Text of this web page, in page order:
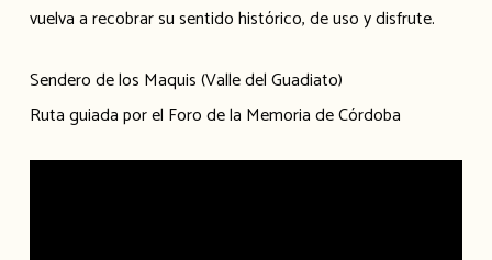
vuelva a recobrar su sentido histórico, de uso y disfrute.
Sendero de los Maquis (Valle del Guadiato)
Ruta guiada por el Foro de la Memoria de Córdoba